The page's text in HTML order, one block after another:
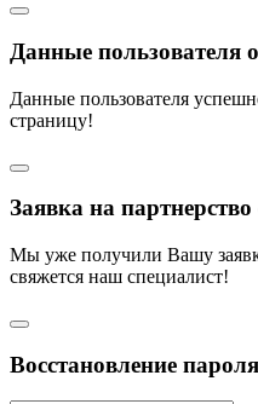
Данные пользователя
Данные пользователя
страницу!
Заявка на
Мы уже получили Вашу
свяжется наш специалист!
Восстановление пароля